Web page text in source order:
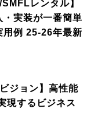
レンタル】
実装が一番簡単
用例 25-26年最新
ジョン】高性能
現するビジネス